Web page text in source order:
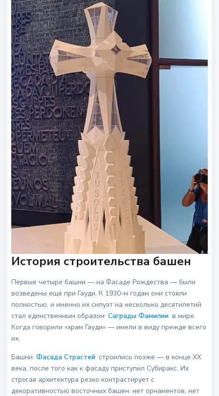
История строительства башен
Первые четыре башни — на Фасаде Рождества — были
возведены ещё при Гауди. К 1930-м годам они стояли
полностью, и именно их силуэт на несколько десятилетий
стал единственным образом Саграды Фамилии в мире.
Когда говорили «храм Гауди» — имели в виду прежде всего
их.
Башни Фасада Страстей строились позже — в конце XX
века, после того как к фасаду приступил Субиракс. Их
строгая архитектура резко контрастирует с
декоративностью восточных башен: нет орнаментов, нет